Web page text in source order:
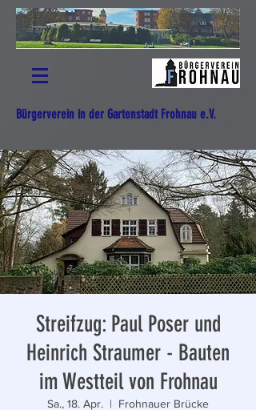
Bürgerverein in der Gartenstadt Frohnau e.V.
Streifzug: Paul Poser und
Heinrich Straumer - Bauten
im Westteil von Frohnau
Sa., 18. Apr.
  |
Frohnauer Brücke